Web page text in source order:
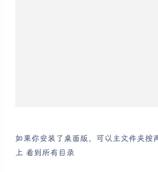
如果你安装了桌面版，可以主文件夹按
上 看到所有目录